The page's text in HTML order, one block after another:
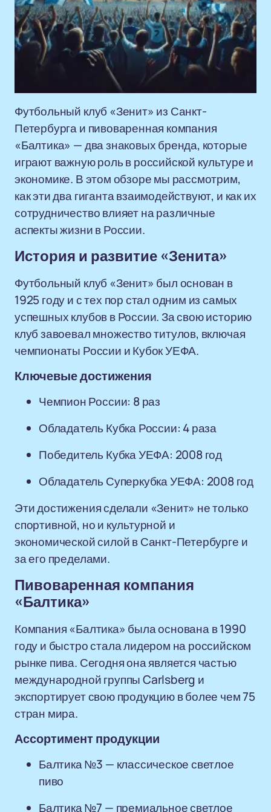
Футбольный клуб «Зенит» из Санкт-
Петербурга и пивоваренная компания
«Балтика» — два знаковых бренда, которые
играют важную роль в российской культуре и
экономике. В этом обзоре мы рассмотрим,
как эти два гиганта взаимодействуют, и как их
сотрудничество влияет на различные
аспекты жизни в России.
История и развитие «Зенита»
Футбольный клуб «Зенит» был основан в
1925 году и с тех пор стал одним из самых
успешных клубов в России. За свою историю
клуб завоевал множество титулов, включая
чемпионаты России и Кубок УЕФА.
Ключевые достижения
Чемпион России: 8 раз
Обладатель Кубка России: 4 раза
Победитель Кубка УЕФА: 2008 год
Обладатель Суперкубка УЕФА: 2008 год
Эти достижения сделали «Зенит» не только
спортивной, но и культурной и
экономической силой в Санкт-Петербурге и
за его пределами.
Пивоваренная компания
«Балтика»
Компания «Балтика» была основана в 1990
году и быстро стала лидером на российском
рынке пива. Сегодня она является частью
международной группы Carlsberg и
экспортирует свою продукцию в более чем 75
стран мира.
Ассортимент продукции
Балтика №3 — классическое светлое
пиво
Балтика №7 — премиальное светлое